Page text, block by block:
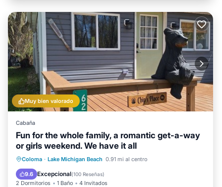
Muy bien valorado
Cabaña
Fun for the whole family, a romantic get-a-way
or girls weekend. We have it all
Coloma · Lake Michigan Beach 0.91 mi al centro
9.6 Excepcional(100 Reseñas)
2 Dormitorios 1 Baño 4 Invitados
Frente al mar
Aparcamiento
Vista al mar
Balcón/Terraza